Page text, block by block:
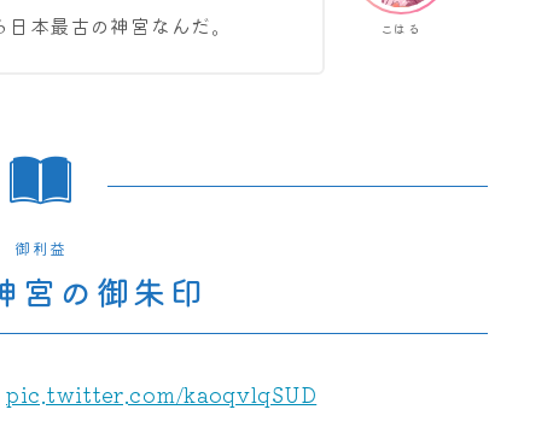
こはる
本最古の神宮なんだ。
御利益
宮の御朱印
pic.twitter.com/kaoqvlqSUD